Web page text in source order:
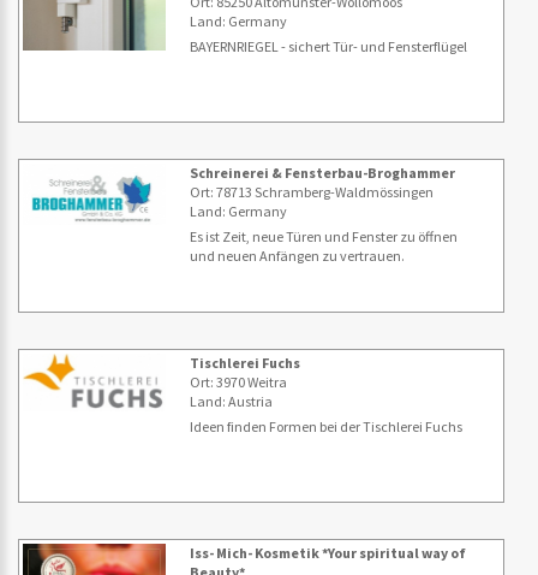
Land: Germany
BAYERNRIEGEL - sichert Tür- und Fensterflügel
Schreinerei & Fensterbau-Broghammer
Ort: 78713 Schramberg-Waldmössingen
Land: Germany
Es ist Zeit, neue Türen und Fenster zu öffnen
und neuen Anfängen zu vertrauen.
Tischlerei Fuchs
Ort: 3970 Weitra
Land: Austria
Ideen finden Formen bei der Tischlerei Fuchs
Iss- Mich- Kosmetik *Your spiritual way of